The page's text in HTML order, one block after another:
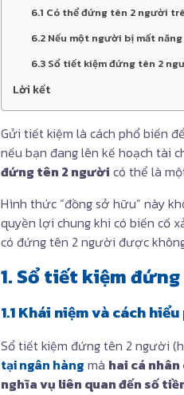
6.1 Có thể đứng tên 2 người
6.2 Nếu một người bị mất
6.3 Sổ tiết kiệm đứng tên 2
Lời kết
Gửi tiết kiệm là cách phổ biến
nếu bạn đang lên kế hoạch tài
đứng tên 2 người có thể là
Hình thức “đồng sở hữu” này
quyền lợi chung khi có biến cố
có đứng tên 2 người được
1. Sổ tiết kiệm
1.1 Khái niệm và cách
Sổ tiết kiệm đứng tên 2 người
tại ngân hàng mà hai cá
nghĩa vụ liên quan đến số